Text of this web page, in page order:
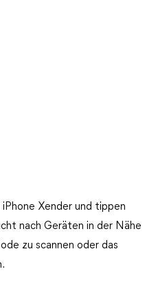
Xender und tippen
nach Geräten in der Nähe
zu scannen oder das